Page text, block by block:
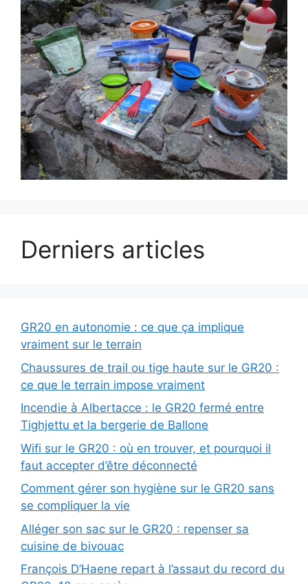
Derniers articles
GR20 en autonomie : ce que ça implique
vraiment sur le terrain
Chaussures de trail ou tige haute sur le GR20 :
ce que le terrain impose vraiment
Incendie à Albertacce : le GR20 fermé entre
Tighjettu et la bergerie de Ballone
Wifi sur le GR20 : où en trouver, et pourquoi il
faut accepter d’être déconnecté
Comment gérer son hygiène sur le GR20 sans
se compliquer la vie
Alléger son sac sur le GR20 : repenser sa
cuisine de bivouac
François D’Haene repart à l’assaut du record du